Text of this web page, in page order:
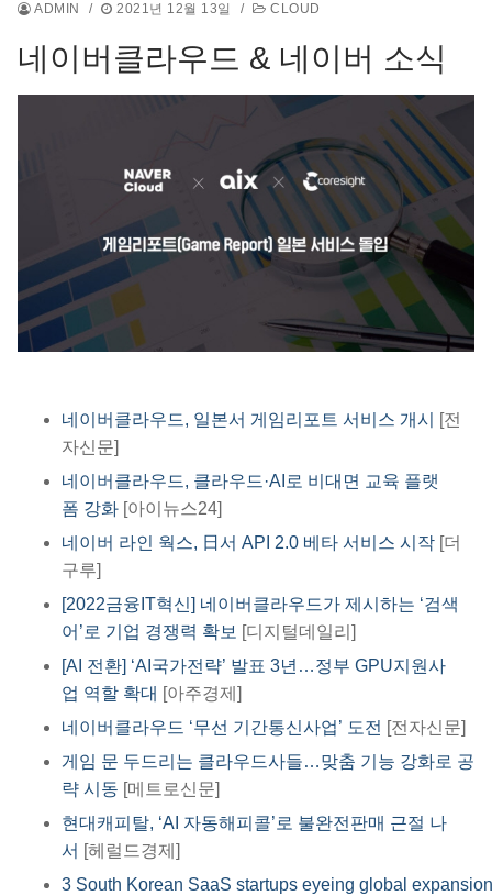
ADMIN / 2021년 12월 13일 / CLOUD
네이버클라우드 & 네이버 소식
네이버클라우드, 일본서 게임리포트 서비스 개시
[전
자신문]
네이버클라우드, 클라우드·AI로 비대면 교육 플랫
폼 강화 [아이뉴스24]
네이버 라인 웍스, 日서 API 2.0 베타 서비스 시작 [더
구루]
[2022금융IT혁신] 네이버클라우드가 제시하는 ‘검색
어’로 기업 경쟁력 확보 [디지털데일리]
[AI 전환] ‘AI국가전략’ 발표 3년…정부 GPU지원사
업 역할 확대
[아주경제]
네이버클라우드 ‘무선 기간통신사업’ 도전
[전자신문]​
게임 문 두드리는 클라우드사들…맞춤 기능 강화로 공
략 시동 [메트로신문]
현대캐피탈, ‘AI 자동해피콜’로 불완전판매 근절 나
서
[헤럴드경제]
3 South Korean SaaS startups eyeing global expansion